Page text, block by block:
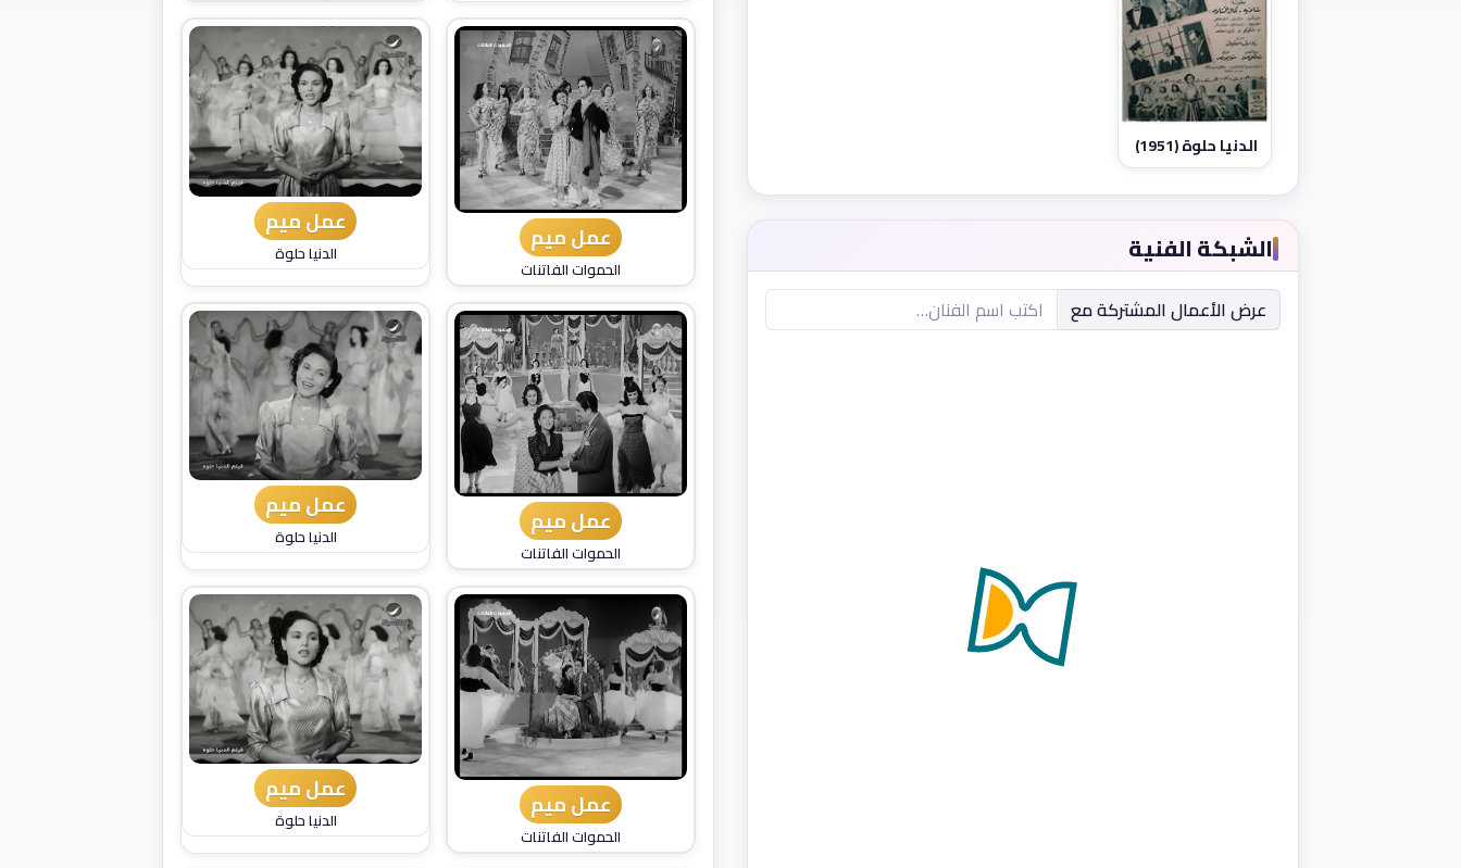
الدنيا حلوة (1951)
الشبكة الفنية
عرض الأعمال المشتركة مع
عمل ميم
الحموات الفاتنات
عمل ميم
الدنيا حلوة
عمل ميم
الحموات الفاتنات
عمل ميم
الدنيا حلوة
عمل ميم
الحموات الفاتنات
عمل ميم
الدنيا حلوة